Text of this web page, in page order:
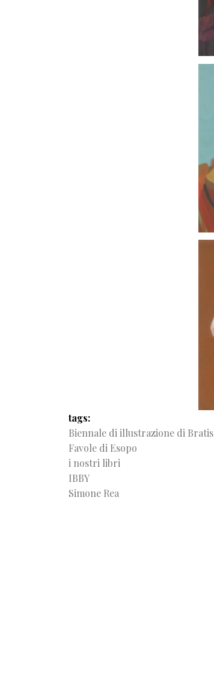
tags
Biennale di illustrazione di
Favole di Esopo
i nostri libri
IBBY
Simone Rea